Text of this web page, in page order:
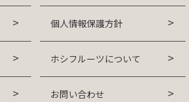
個人情報保護方針
ホシフルーツについて
お問い合わせ